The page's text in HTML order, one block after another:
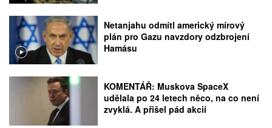
Netanjahu odmítl americký mírový
plán pro Gazu navzdory odzbrojení
Hamásu
KOMENTÁŘ: Muskova SpaceX
udělala po 24 letech něco, na co není
zvyklá. A přišel pád akcií